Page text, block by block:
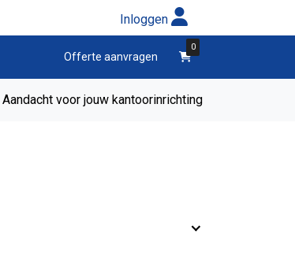
Inloggen
winkelwagen
0
Offerte aanvragen
Aandacht voor jouw kantoorinrichting